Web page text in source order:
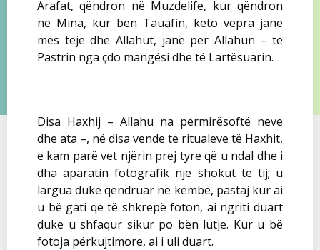
Arafat, qëndron në Muzdelife, kur qëndron
në Mina, kur bën Tauafin, këto vepra janë
mes teje dhe Allahut, janë për Allahun – të
Pastrin nga çdo mangësi dhe të Lartësuarin.
Disa Haxhij – Allahu na përmirësoftë neve
dhe ata –, në disa vende të ritualeve të Haxhit,
e kam parë vet njërin prej tyre që u ndal dhe i
dha aparatin fotografik një shokut të tij; u
largua duke qëndruar në këmbë, pastaj kur ai
u bë gati që të shkrepë foton, ai ngriti duart
duke u shfaqur sikur po bën lutje. Kur u bë
fotoja përkujtimore, ai i uli duart.